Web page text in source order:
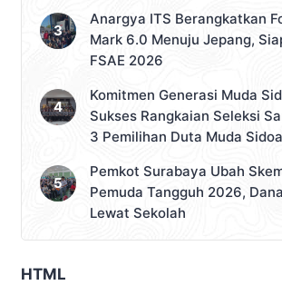
Anargya ITS Berangkatkan
Mark 6.0 Menuju Jepang,
FSAE 2026
Komitmen Generasi Muda
Sukses Rangkaian Seleksi
3 Pemilihan Duta Muda
Pemkot Surabaya Ubah
Pemuda Tangguh 2026,
Lewat Sekolah
HTML